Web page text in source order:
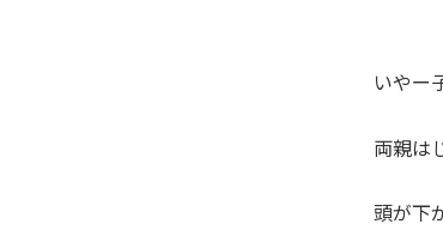
いやー
両親は
頭が下